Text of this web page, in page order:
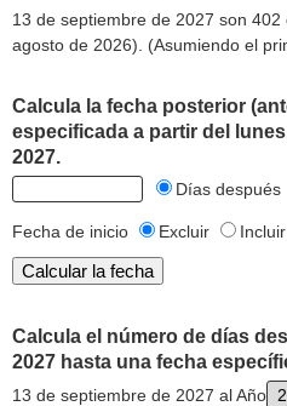
13 de septiembre de 2027 son
agosto de 2026). (Asumiendo el
Calcula la fecha posterior
especificada a partir del
2027.
Días después
Fecha de inicio Excluir Incluir
Calcula el número de días
2027 hasta una fecha
13 de septiembre de 2027 al Año